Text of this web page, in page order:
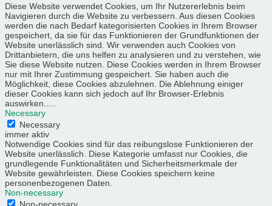
Diese Website verwendet Cookies, um Ihr Nutzererlebnis beim
Navigieren durch die Website zu verbessern. Aus diesen Cookies
werden die nach Bedarf kategorisierten Cookies in Ihrem Browser
gespeichert, da sie für das Funktionieren der Grundfunktionen der
Website unerlässlich sind. Wir verwenden auch Cookies von
Drittanbietern, die uns helfen zu analysieren und zu verstehen, wie
Sie diese Website nutzen. Diese Cookies werden in Ihrem Browser
nur mit Ihrer Zustimmung gespeichert. Sie haben auch die
Möglichkeit, diese Cookies abzulehnen. Die Ablehnung einiger
dieser Cookies kann sich jedoch auf Ihr Browser-Erlebnis
auswirken.....
Necessary
Necessary
immer aktiv
Notwendige Cookies sind für das reibungslose Funktionieren der
Website unerlässlich. Diese Kategorie umfasst nur Cookies, die
grundlegende Funktionalitäten und Sicherheitsmerkmale der
Website gewährleisten. Diese Cookies speichern keine
personenbezogenen Daten.
Non-necessary